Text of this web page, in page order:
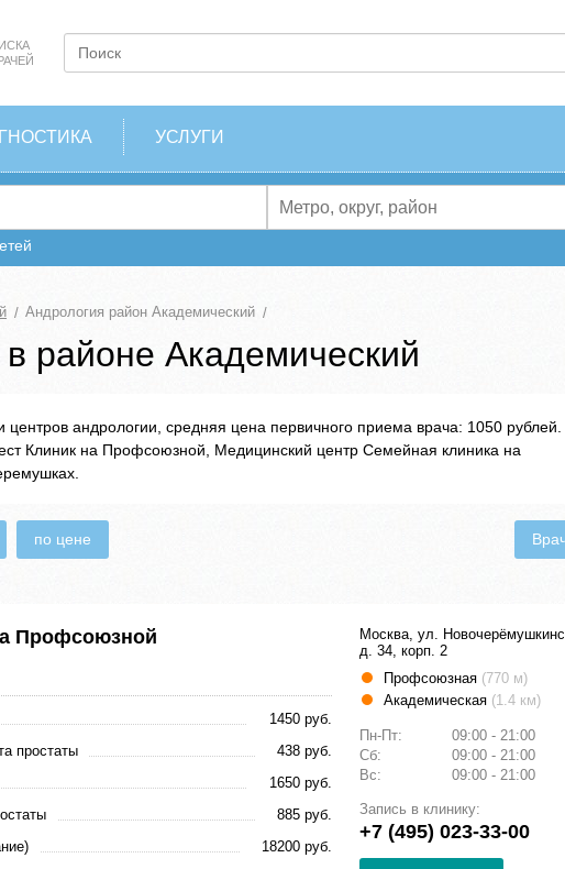
УСЛУГИ
Андрология район Академический
районе Академический
андрологии, средняя цена первичного приема врача: 1050 рублей.
Клиник на Профсоюзной, Медицинский центр Семейная клиника на
по цене
Профсоюзной
1450 руб.
простаты
438 руб.
1650 руб.
885 руб.
18200 руб.
Москва, ул.
д. 34, корп. 2
Профсоюзная (770 м)
Академическая (1.4 км)
Пн-Пт:
09:00 - 21:00
Сб:
09:00 - 21:00
Вс:
09:00 - 21:00
Запись в клинику:
+7 (495) 023-33-00